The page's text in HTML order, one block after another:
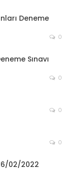
Deneme
0
Sınavı
0
0
0
02/2022